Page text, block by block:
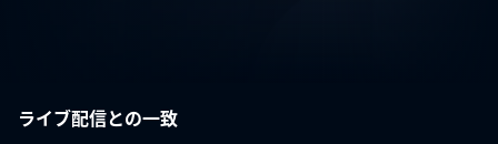
ライブ配信との一致